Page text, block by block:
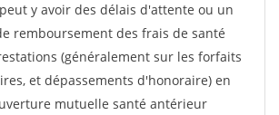
y avoir des délais d'attente ou un
remboursement des frais de santé
(généralement sur les forfaits
et dépassements d'honoraire) en
mutuelle santé antérieur